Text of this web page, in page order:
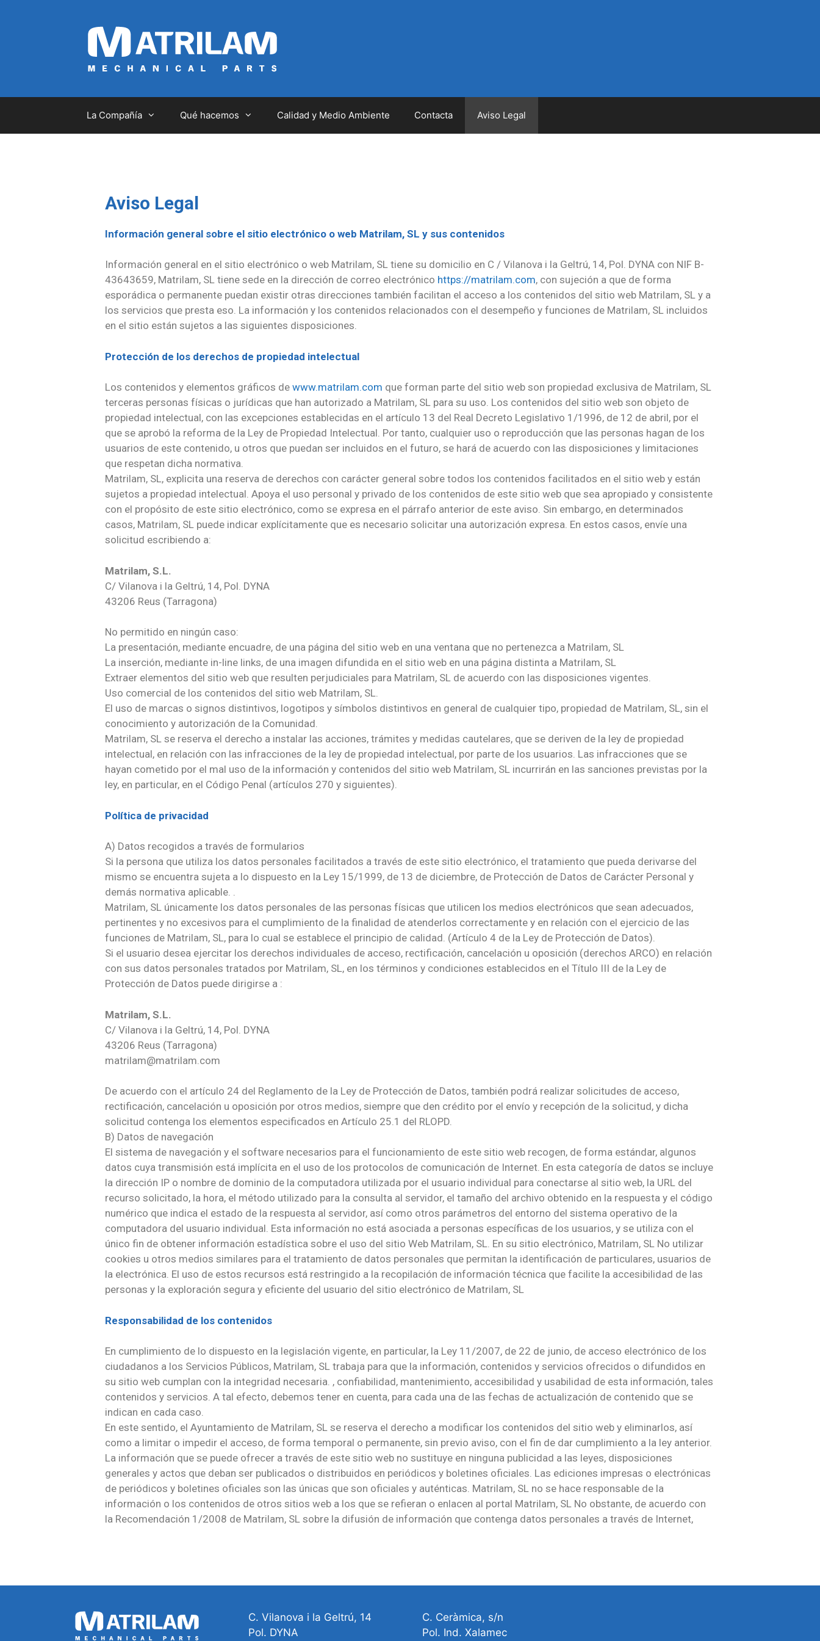
La Compañía Qué hacemos Calidad y Medio Ambiente Contacta Aviso Legal
Aviso Legal
Información general sobre el sitio electrónico o web Matrilam, SL y sus contenidos
Información general en el sitio electrónico o web Matrilam, SL tiene su domicilio en C / Vilanova i la Geltrú, 14, Pol. DYNA con NIF B-
43643659, Matrilam, SL tiene sede en la dirección de correo electrónico https://matrilam.com, con sujeción a que de forma
esporádica o permanente puedan existir otras direcciones también facilitan el acceso a los contenidos del sitio web Matrilam, SL y a
los servicios que presta eso. La información y los contenidos relacionados con el desempeño y funciones de Matrilam, SL incluidos
en el sitio están sujetos a las siguientes disposiciones.
Protección de los derechos de propiedad intelectual
Los contenidos y elementos gráficos de www.matrilam.com que forman parte del sitio web son propiedad exclusiva de Matrilam, SL
terceras personas físicas o jurídicas que han autorizado a Matrilam, SL para su uso. Los contenidos del sitio web son objeto de
propiedad intelectual, con las excepciones establecidas en el artículo 13 del Real Decreto Legislativo 1/1996, de 12 de abril, por el
que se aprobó la reforma de la Ley de Propiedad Intelectual. Por tanto, cualquier uso o reproducción que las personas hagan de los
usuarios de este contenido, u otros que puedan ser incluidos en el futuro, se hará de acuerdo con las disposiciones y limitaciones
que respetan dicha normativa.
Matrilam, SL, explicita una reserva de derechos con carácter general sobre todos los contenidos facilitados en el sitio web y están
sujetos a propiedad intelectual. Apoya el uso personal y privado de los contenidos de este sitio web que sea apropiado y consistente
con el propósito de este sitio electrónico, como se expresa en el párrafo anterior de este aviso. Sin embargo, en determinados
casos, Matrilam, SL puede indicar explícitamente que es necesario solicitar una autorización expresa. En estos casos, envíe una
solicitud escribiendo a:
Matrilam, S.L.
C/ Vilanova i la Geltrú, 14, Pol. DYNA
43206 Reus (Tarragona)
No permitido en ningún caso:
La presentación, mediante encuadre, de una página del sitio web en una ventana que no pertenezca a Matrilam, SL
La inserción, mediante in-line links, de una imagen difundida en el sitio web en una página distinta a Matrilam, SL
Extraer elementos del sitio web que resulten perjudiciales para Matrilam, SL de acuerdo con las disposiciones vigentes.
Uso comercial de los contenidos del sitio web Matrilam, SL.
El uso de marcas o signos distintivos, logotipos y símbolos distintivos en general de cualquier tipo, propiedad de Matrilam, SL, sin el
conocimiento y autorización de la Comunidad.
Matrilam, SL se reserva el derecho a instalar las acciones, trámites y medidas cautelares, que se deriven de la ley de propiedad
intelectual, en relación con las infracciones de la ley de propiedad intelectual, por parte de los usuarios. Las infracciones que se
hayan cometido por el mal uso de la información y contenidos del sitio web Matrilam, SL incurrirán en las sanciones previstas por la
ley, en particular, en el Código Penal (artículos 270 y siguientes).
Política de privacidad
A) Datos recogidos a través de formularios
Si la persona que utiliza los datos personales facilitados a través de este sitio electrónico, el tratamiento que pueda derivarse del
mismo se encuentra sujeta a lo dispuesto en la Ley 15/1999, de 13 de diciembre, de Protección de Datos de Carácter Personal y
demás normativa aplicable. .
Matrilam, SL únicamente los datos personales de las personas físicas que utilicen los medios electrónicos que sean adecuados,
pertinentes y no excesivos para el cumplimiento de la finalidad de atenderlos correctamente y en relación con el ejercicio de las
funciones de Matrilam, SL, para lo cual se establece el principio de calidad. (Artículo 4 de la Ley de Protección de Datos).
Si el usuario desea ejercitar los derechos individuales de acceso, rectificación, cancelación u oposición (derechos ARCO) en relación
con sus datos personales tratados por Matrilam, SL, en los términos y condiciones establecidos en el Título III de la Ley de
Protección de Datos puede dirigirse a :
Matrilam, S.L.
C/ Vilanova i la Geltrú, 14, Pol. DYNA
43206 Reus (Tarragona)
matrilam@matrilam.com
De acuerdo con el artículo 24 del Reglamento de la Ley de Protección de Datos, también podrá realizar solicitudes de acceso,
rectificación, cancelación u oposición por otros medios, siempre que den crédito por el envío y recepción de la solicitud, y dicha
solicitud contenga los elementos especificados en Artículo 25.1 del RLOPD.
B) Datos de navegación
El sistema de navegación y el software necesarios para el funcionamiento de este sitio web recogen, de forma estándar, algunos
datos cuya transmisión está implícita en el uso de los protocolos de comunicación de Internet. En esta categoría de datos se incluye
la dirección IP o nombre de dominio de la computadora utilizada por el usuario individual para conectarse al sitio web, la URL del
recurso solicitado, la hora, el método utilizado para la consulta al servidor, el tamaño del archivo obtenido en la respuesta y el código
numérico que indica el estado de la respuesta al servidor, así como otros parámetros del entorno del sistema operativo de la
computadora del usuario individual. Esta información no está asociada a personas específicas de los usuarios, y se utiliza con el
único fin de obtener información estadística sobre el uso del sitio Web Matrilam, SL. En su sitio electrónico, Matrilam, SL No utilizar
cookies u otros medios similares para el tratamiento de datos personales que permitan la identificación de particulares, usuarios de
la electrónica. El uso de estos recursos está restringido a la recopilación de información técnica que facilite la accesibilidad de las
personas y la exploración segura y eficiente del usuario del sitio electrónico de Matrilam, SL
Responsabilidad de los contenidos
En cumplimiento de lo dispuesto en la legislación vigente, en particular, la Ley 11/2007, de 22 de junio, de acceso electrónico de los
ciudadanos a los Servicios Públicos, Matrilam, SL trabaja para que la información, contenidos y servicios ofrecidos o difundidos en
su sitio web cumplan con la integridad necesaria. , confiabilidad, mantenimiento, accesibilidad y usabilidad de esta información, tales
contenidos y servicios. A tal efecto, debemos tener en cuenta, para cada una de las fechas de actualización de contenido que se
indican en cada caso.
En este sentido, el Ayuntamiento de Matrilam, SL se reserva el derecho a modificar los contenidos del sitio web y eliminarlos, así
como a limitar o impedir el acceso, de forma temporal o permanente, sin previo aviso, con el fin de dar cumplimiento a la ley anterior.
La información que se puede ofrecer a través de este sitio web no sustituye en ninguna publicidad a las leyes, disposiciones
generales y actos que deban ser publicados o distribuidos en periódicos y boletines oficiales. Las ediciones impresas o electrónicas
de periódicos y boletines oficiales son las únicas que son oficiales y auténticas. Matrilam, SL no se hace responsable de la
información o los contenidos de otros sitios web a los que se refieran o enlacen al portal Matrilam, SL No obstante, de acuerdo con
la Recomendación 1/2008 de Matrilam, SL sobre la difusión de información que contenga datos personales a través de Internet,
C. Vilanova i la Geltrú, 14
Pol. DYNA
C. Ceràmica, s/n
Pol. Ind. Xalamec